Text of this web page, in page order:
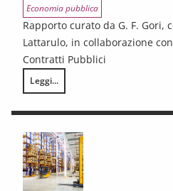
Economia pubblica
Rapporto curato da G. F. Gori,
Lattarulo, in collaborazione
Contratti Pubblici
Leggi...
I CONTRATTI PUBBLICI AL